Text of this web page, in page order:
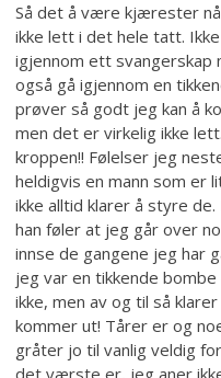
Så det å være kjærester
ikke lett i det hele tatt.
igjennom ett svangerskap
også gå igjennom en
prøver så godt jeg kan å
men det er virkelig ikke
kroppen!! Følelser jeg
heldigvis en mann som er
ikke alltid klarer å styre
han føler at jeg går over
innse de gangene jeg har
jeg var en tikkende
ikke, men av og til så
kommer ut! Tårer er og
gråter jo til vanlig veldig